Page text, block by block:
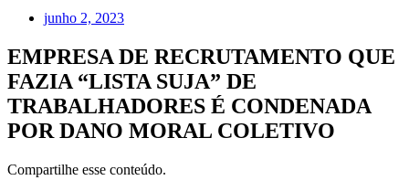
junho 2, 2023
EMPRESA DE RECRUTAMENTO QUE
FAZIA “LISTA SUJA” DE
TRABALHADORES É CONDENADA
POR DANO MORAL COLETIVO
Compartilhe esse conteúdo.